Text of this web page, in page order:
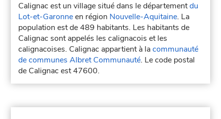
Calignac est un village situé dans le départementdu
Lot-et-Garonneen région Nouvelle-Aquitaine. La
population est de 489 habitants. Les habitants de
Calignac sont appelés les calignacois et les
calignacoises. Calignac appartient à lacommunauté
de communes Albret Communauté. Le code postal
de Calignac est 47600.